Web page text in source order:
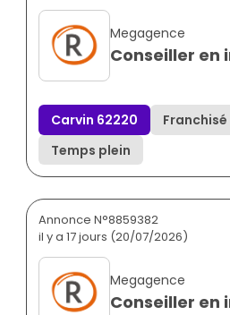
Megagence
Conseiller en
Carvin 62220 Franchisé
Temps plein
Annonce N°8859382
il y a 17 jours (20/07/2026)
Megagence
Conseiller en